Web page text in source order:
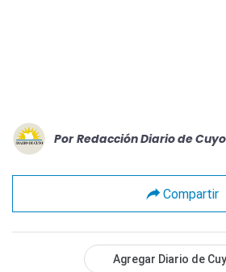
Por Redacción Diario de Cuyo
Compartir
Agregar Diario de